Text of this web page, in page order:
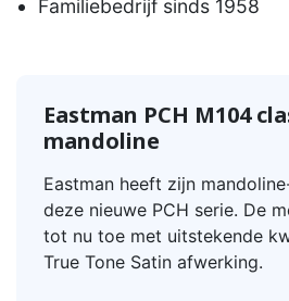
Familiebedrijf sinds 1958
Eastman PCH M104
mandoline
Eastman heeft zijn
deze nieuwe PCH serie. De
tot nu toe met uitstekende
True Tone Satin afwerking.